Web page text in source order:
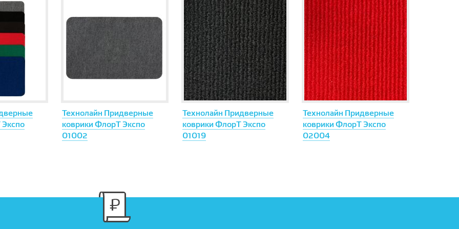
Технолайн Придверные
коврики ФлорТ Экспо
01002
Технолайн Придверные
коврики ФлорТ Экспо
01019
Технолайн Придверные
коврики ФлорТ Экспо
02004